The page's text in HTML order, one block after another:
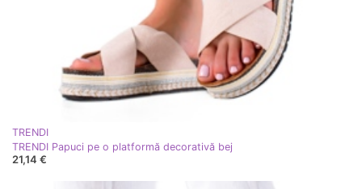
TRENDI
TRENDI Papuci pe o platformă decorativă bej
21,14 €